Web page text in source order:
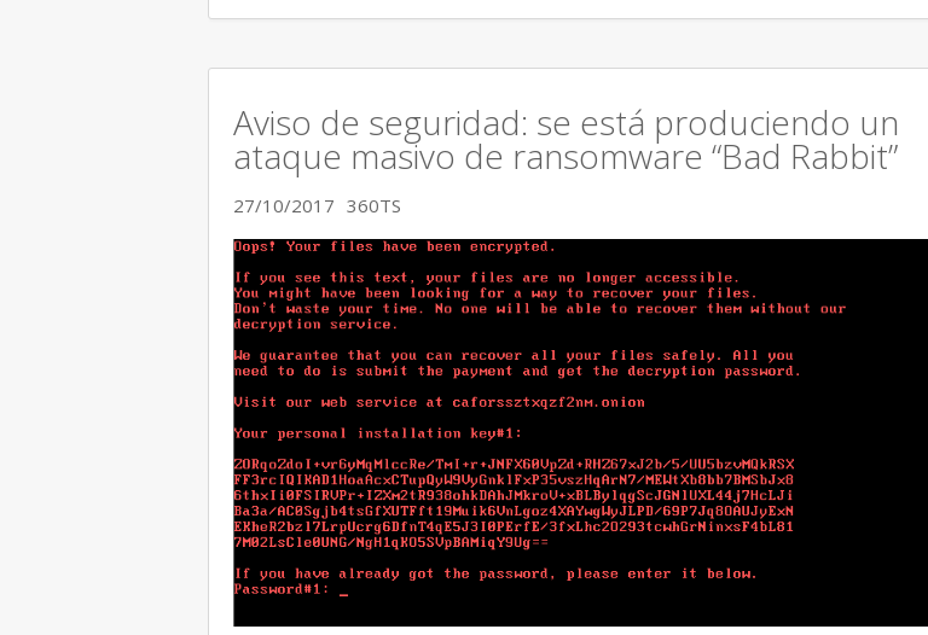
Aviso de seguridad: se está produciendo un
ataque masivo de ransomware “Bad Rabbit”
27/10/2017 360TS